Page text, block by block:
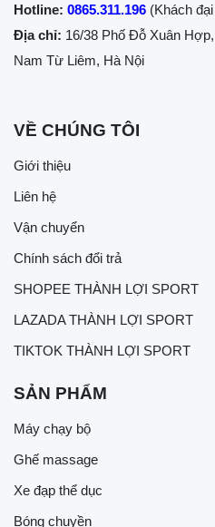
Hotline: 0865.311.196 (Khách
Địa chỉ: 16/38 Phố Đỗ Xuân
Nam Từ Liêm, Hà Nội
VỀ CHÚNG TÔI
Giới thiệu
Liên hệ
Vận chuyển
Chính sách đổi trả
SHOPEE THÀNH LỢI SPORT
LAZADA THÀNH LỢI SPORT
TIKTOK THÀNH LỢI SPORT
SẢN PHẨM
Máy chạy bộ
Ghế massage
Xe đạp thể dục
Bóng chuyền